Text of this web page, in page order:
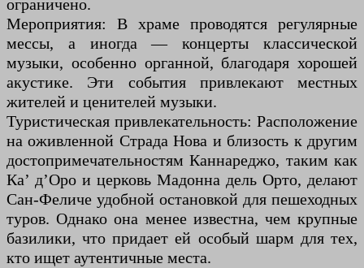
ограничено.
Мероприятия: В храме проводятся регулярные
мессы, а иногда — концерты классической
музыки, особенно органной, благодаря хорошей
акустике. Эти события привлекают местных
жителей и ценителей музыки.
Туристическая привлекательность: Расположение
на оживленной Страда Нова и близость к другим
достопримечательностям Каннареджо, таким как
Ка’ д’Оро и церковь Мадонна дель Орто, делают
Сан-Феличе удобной остановкой для пешеходных
туров. Однако она менее известна, чем крупные
базилики, что придает ей особый шарм для тех,
кто ищет аутентичные места.